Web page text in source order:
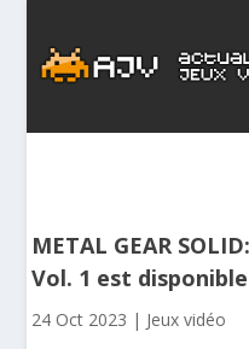
METAL GEAR
Vol. 1 est disponible
24 Oct 2023 | Jeux vidéo